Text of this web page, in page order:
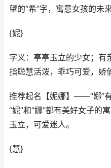
望的“希”字，寓意女孩的未
{妮}
字义：亭亭玉立的少女；有
指聪慧活泼，乖巧可爱，娇
推荐起名【妮娜】——“娜”
“妮”和“娜”都有美好女子的
玉立，可爱迷人。
{慧}